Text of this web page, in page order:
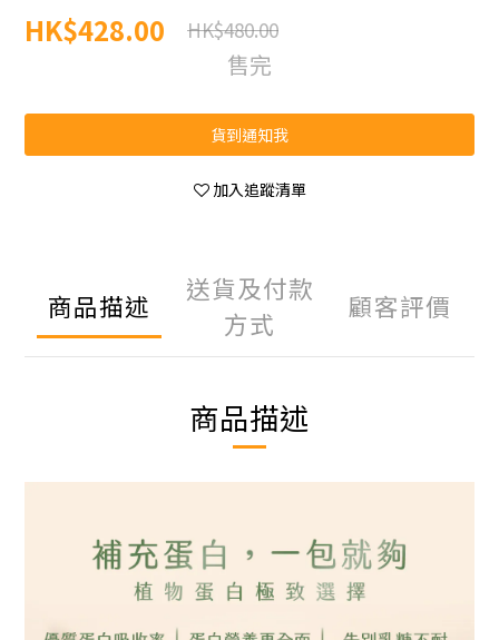
HK$428.00 HK$480.00
售完
貨到通知我
加入追蹤清單
商品描述
送貨及付款
方式
顧客評價
商品描述